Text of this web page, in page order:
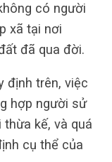
có người
xã tại nơi
đã qua đời.
định trên, việc
hợp người sử
kế, và quá
cụ thể của